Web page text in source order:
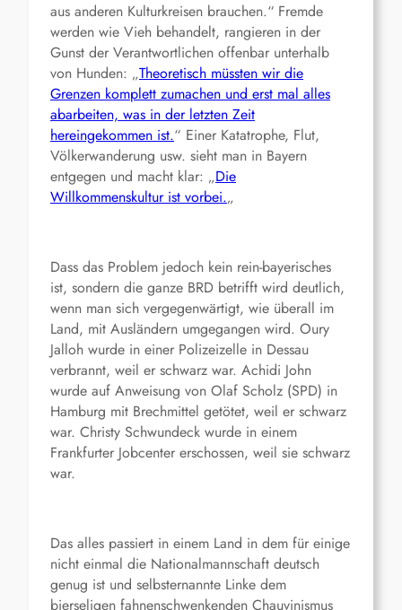
aus anderen Kulturkreisen brauchen.“ Fremde
werden wie Vieh behandelt, rangieren in der
Gunst der Verantwortlichen offenbar unterhalb
von Hunden: „Theoretisch müssten wir die
Grenzen komplett zumachen und erst mal alles
abarbeiten, was in der letzten Zeit
hereingekommen ist.“ Einer Katatrophe, Flut,
Völkerwanderung usw. sieht man in Bayern
entgegen und macht klar: „Die
Willkommenskultur ist vorbei.„
Dass das Problem jedoch kein rein-bayerisches
ist, sondern die ganze BRD betrifft wird deutlich,
wenn man sich vergegenwärtigt, wie überall im
Land, mit Ausländern umgegangen wird. Oury
Jalloh wurde in einer Polizeizelle in Dessau
verbrannt, weil er schwarz war. Achidi John
wurde auf Anweisung von Olaf Scholz (SPD) in
Hamburg mit Brechmittel getötet, weil er schwarz
war. Christy Schwundeck wurde in einem
Frankfurter Jobcenter erschossen, weil sie schwarz
war.
Das alles passiert in einem Land in dem für einige
nicht einmal die Nationalmannschaft deutsch
genug ist und selbsternannte Linke dem
bierseligen fahnenschwenkenden Chauvinismus